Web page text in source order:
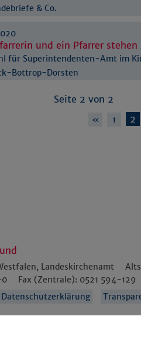
& Co.
und ein Pfarrer stehen
für Superintendenten-Amt im
Bottrop-Dorsten
Seite 2 von 2
« 1 2
Landeskirchenamt
0 Fax (Zentrale): 0521 594-129
Datenschutzerklärung